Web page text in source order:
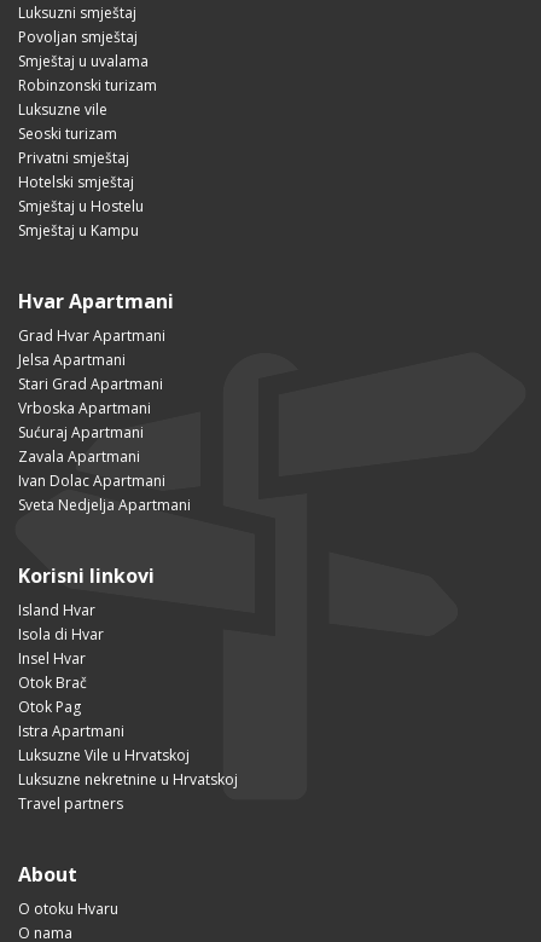
Luksuzni smještaj
Povoljan smještaj
Smještaj u uvalama
Robinzonski turizam
Luksuzne vile
Seoski turizam
Privatni smještaj
Hotelski smještaj
Smještaj u Hostelu
Smještaj u Kampu
Hvar Apartmani
Grad Hvar Apartmani
Jelsa Apartmani
Stari Grad Apartmani
Vrboska Apartmani
Sućuraj Apartmani
Zavala Apartmani
Ivan Dolac Apartmani
Sveta Nedjelja Apartmani
Korisni linkovi
Island Hvar
Isola di Hvar
Insel Hvar
Otok Brač
Otok Pag
Istra Apartmani
Luksuzne Vile u Hrvatskoj
Luksuzne nekretnine u Hrvatskoj
Travel partners
About
O otoku Hvaru
O nama